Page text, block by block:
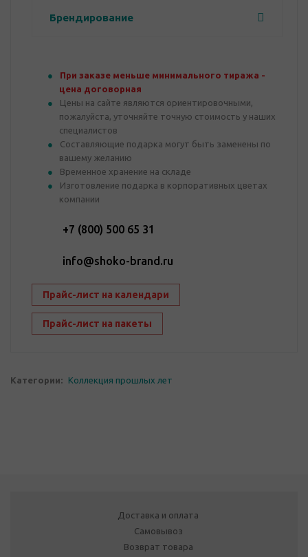
Брендирование
При заказе меньше минимального тиража -
цена договорная
Цены на сайте являются ориентировочными,
пожалуйста, уточняйте точную стоимость у наших
специалистов
Составляющие подарка могут быть заменены по
вашему желанию
Временное хранение на складе
Изготовление подарка в корпоративных цветах
компании
+7 (800) 500 65 31
info@shoko-brand.ru
Прайс-лист на календари
Прайс-лист на пакеты
Категории: Коллекция прошлых лет
Доставка и оплата
Самовывоз
Возврат товара